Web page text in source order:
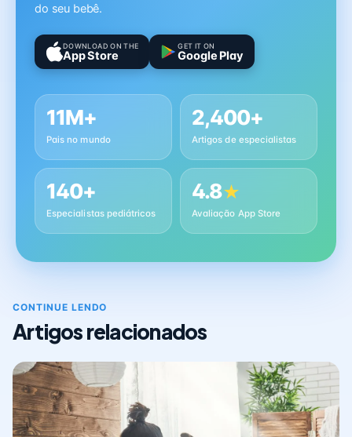
do seu bebê.
DOWNLOAD ON THE
App Store
GET IT ON
Google Play
11M+
Pais no mundo
2,400+
Artigos de especialistas
140+
Especialistas pediátricos
4.8★
Avaliação App Store
CONTINUE LENDO
Artigos relacionados